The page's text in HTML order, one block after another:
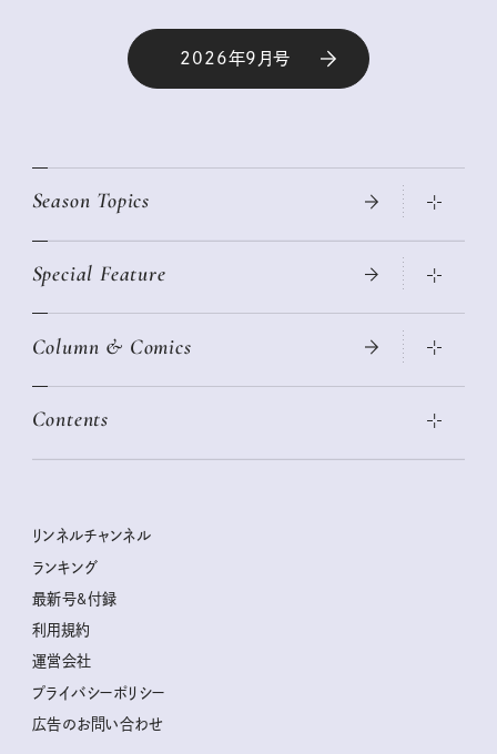
2026年9月号
Season Topics
真夏のひんやりグッズ 2026
ニトリ・イケア・無印良品で賢くおしゃれなインテリア
絶品、お餅レシピ大集合！
クラフトビール案内
母の日に贈りたい、お花モチーフのアイテム
Special Feature
2026年春夏 トレンドファッションニュース
女子旅おすすめスポット 暮らすように心地いいリンネル旅ガイ
リンネル 暮らしの道具大賞
ナチュラルメイクレッスン
喜ばれる贈り物手帖
Column & Comics
ぐれいさん
空想喫茶トラノコクさんのあの店この店、喫茶訪問日記
圷みほさんのゆるっと週末キャンプ通信
豆柴・まもるくんの旅日記
柳沢小実さんのお散歩するようなゆるり旅
valoさんのかわいいもの探し
Contents
リンネル暮らし部
リンネルチャンネル
おぱんつ君のわくわく楽しい一週間占い
毎日が心地よくなるリンネルタロット
リンネルチャンネル
ランキング
最新号&付録
利用規約
運営会社
プライバシーポリシー
広告のお問い合わせ